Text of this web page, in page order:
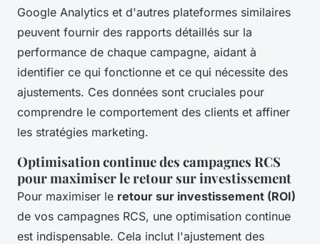
Google Analytics et d'autres plateformes similaires
peuvent fournir des rapports détaillés sur la
performance de chaque campagne, aidant à
identifier ce qui fonctionne et ce qui nécessite des
ajustements. Ces données sont cruciales pour
comprendre le comportement des clients et affiner
les stratégies marketing.
Optimisation continue des campagnes RCS
pour maximiser le retour sur investissement
Pour maximiser le retour sur investissement (ROI)
de vos campagnes RCS, une optimisation continue
est indispensable. Cela inclut l'ajustement des